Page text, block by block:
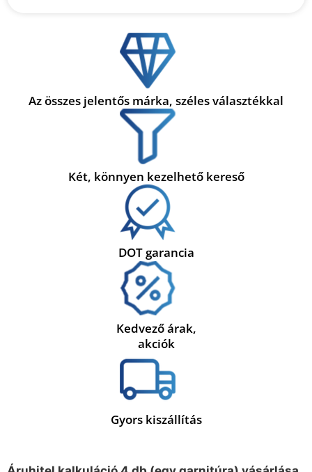
Az összes jelentős márka, széles választékkal
Két, könnyen kezelhető kereső
DOT garancia
Kedvező árak,
akciók
Gyors kiszállítás